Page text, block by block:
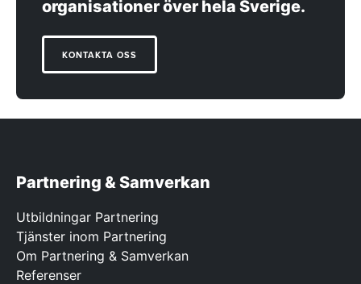
organisationer över hela Sverige.
KONTAKTA OSS
Partnering & Samverkan
Utbildningar Partnering
Tjänster inom Partnering
Om Partnering & Samverkan
Referenser